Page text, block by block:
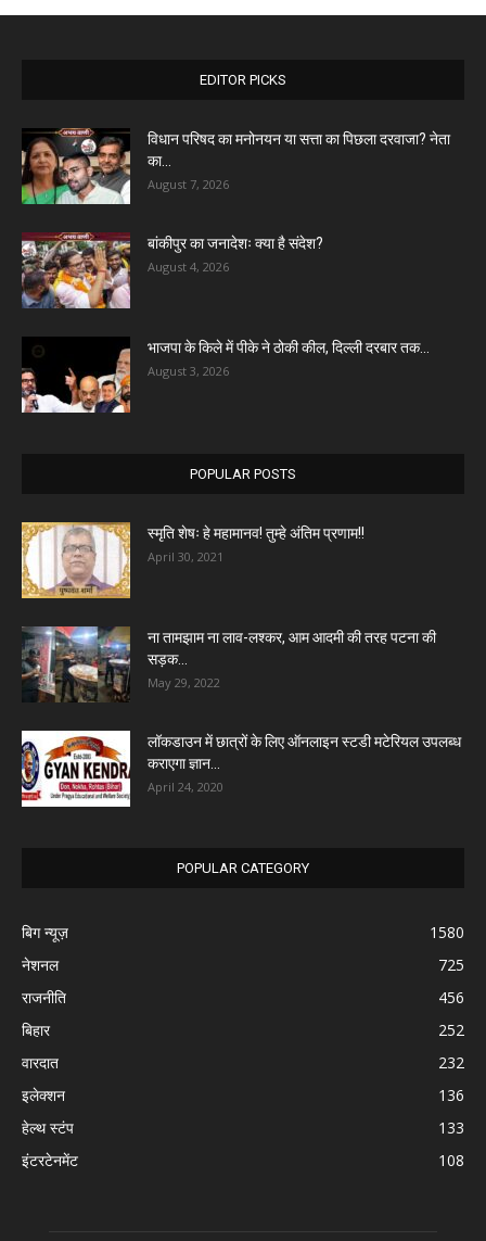
EDITOR PICKS
विधान परिषद का मनोनयन या सत्ता का पिछला दरवाजा? नेता
का...
August 7, 2026
बांकीपुर का जनादेशः क्या है संदेश?
August 4, 2026
भाजपा के किले में पीके ने ठोकी कील, दिल्ली दरबार तक...
August 3, 2026
POPULAR POSTS
स्मृति शेषः हे महामानव! तुम्हे अंतिम प्रणाम!!
April 30, 2021
ना तामझाम ना लाव-लश्कर, आम आदमी की तरह पटना की
सड़क...
May 29, 2022
लॉकडाउन में छात्रों के लिए ऑनलाइन स्टडी मटेरियल उपलब्ध
कराएगा ज्ञान...
April 24, 2020
POPULAR CATEGORY
बिग न्यूज़
1580
नेशनल
725
राजनीति
456
बिहार
252
वारदात
232
इलेक्शन
136
हेल्थ स्टंप
133
इंटरटेनमेंट
108